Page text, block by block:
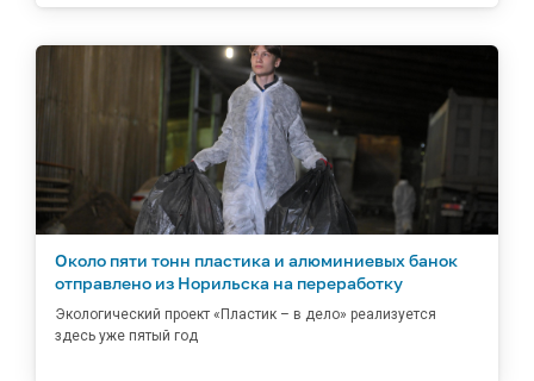
Около пяти тонн пластика и алюминиевых банок
отправлено из Норильска на переработку
Экологический проект «Пластик – в дело» реализуется
здесь уже пятый год